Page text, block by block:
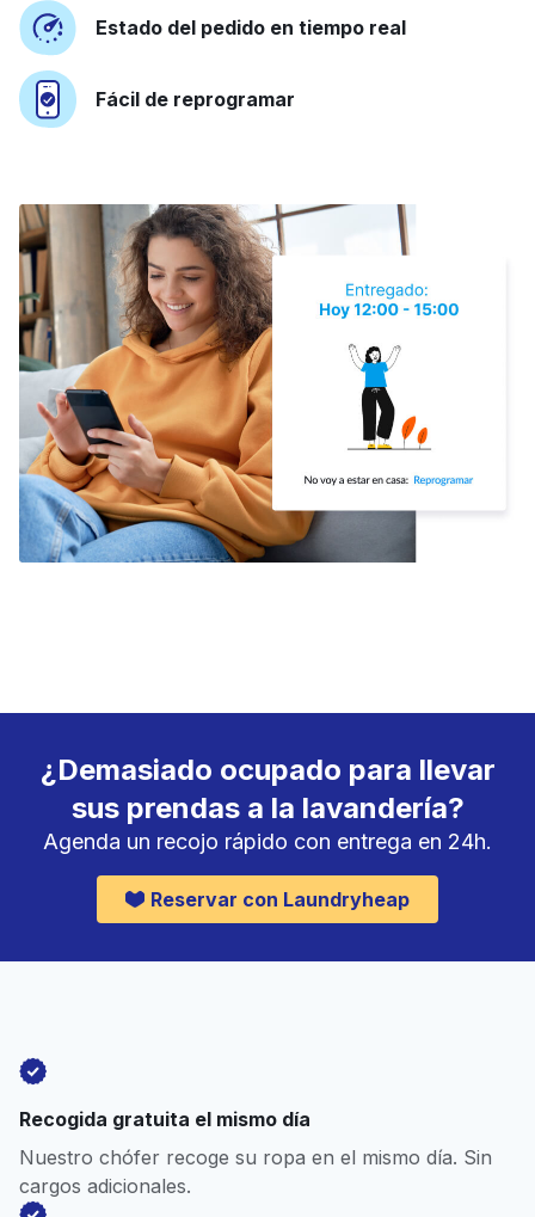
Estado del pedido en tiempo real
Fácil de reprogramar
¿Demasiado ocupado para llevar
sus prendas a la lavandería?
Agenda un recojo rápido con entrega en 24h.
Reservar con Laundryheap
Recogida gratuita el mismo día
Nuestro chófer recoge su ropa en el mismo día. Sin
cargos adicionales.